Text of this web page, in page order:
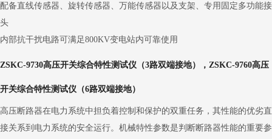
配备直线传感器、旋转传感器、万能传感器以及支架、专用固定多功能接
头
内部抗干扰电路可满足800KV变电站内可靠使用
ZSKC-9730高压开关综合特性测试仪（3路双端接地）， ZSKC-9760高压
开关综合特性测试仪（6路双端接地）
高压断路器在电力系统中担负着控制和保护的双重任务，其性能的优劣直
接关系到电力系统的安全运行。机械特性参数是判断断路器性能的重要参